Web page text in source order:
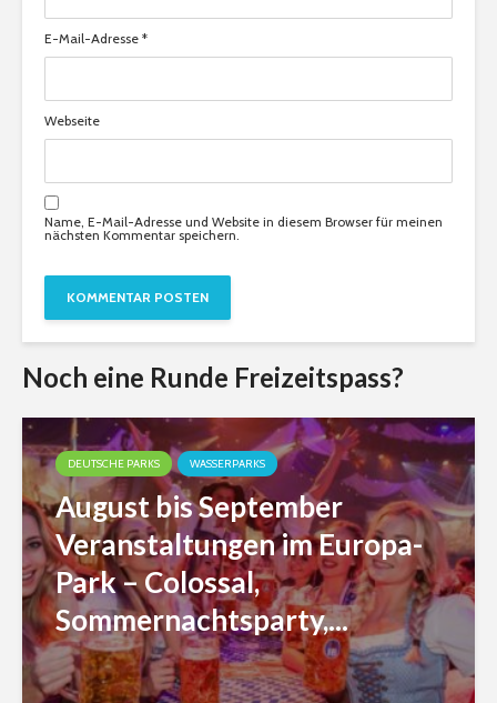
E-Mail-Adresse *
Webseite
Name, E-Mail-Adresse und Website in diesem Browser für meinen
nächsten Kommentar speichern.
Noch eine Runde Freizeitspass?
DEUTSCHE PARKS WASSERPARKS
August bis September
Veranstaltungen im Europa-
Park – Colossal,
Sommernachtsparty,...